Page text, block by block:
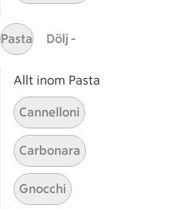
Här hittar du alla goda
Sidfot
Start
Pasta Dölj -
Allt inom Pasta
Cannelloni
Carbonara
Gnocchi